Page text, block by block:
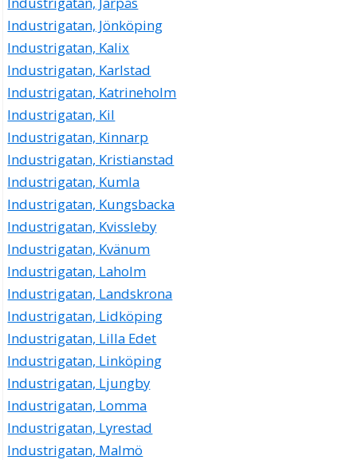
Industrigatan, Jönköping
Industrigatan, Kalix
Industrigatan, Karlstad
Industrigatan, Katrineholm
Industrigatan, Kil
Industrigatan, Kinnarp
Industrigatan, Kristianstad
Industrigatan, Kumla
Industrigatan, Kungsbacka
Industrigatan, Kvissleby
Industrigatan, Kvänum
Industrigatan, Laholm
Industrigatan, Landskrona
Industrigatan, Lidköping
Industrigatan, Lilla Edet
Industrigatan, Linköping
Industrigatan, Ljungby
Industrigatan, Lomma
Industrigatan, Lyrestad
Industrigatan, Malmö